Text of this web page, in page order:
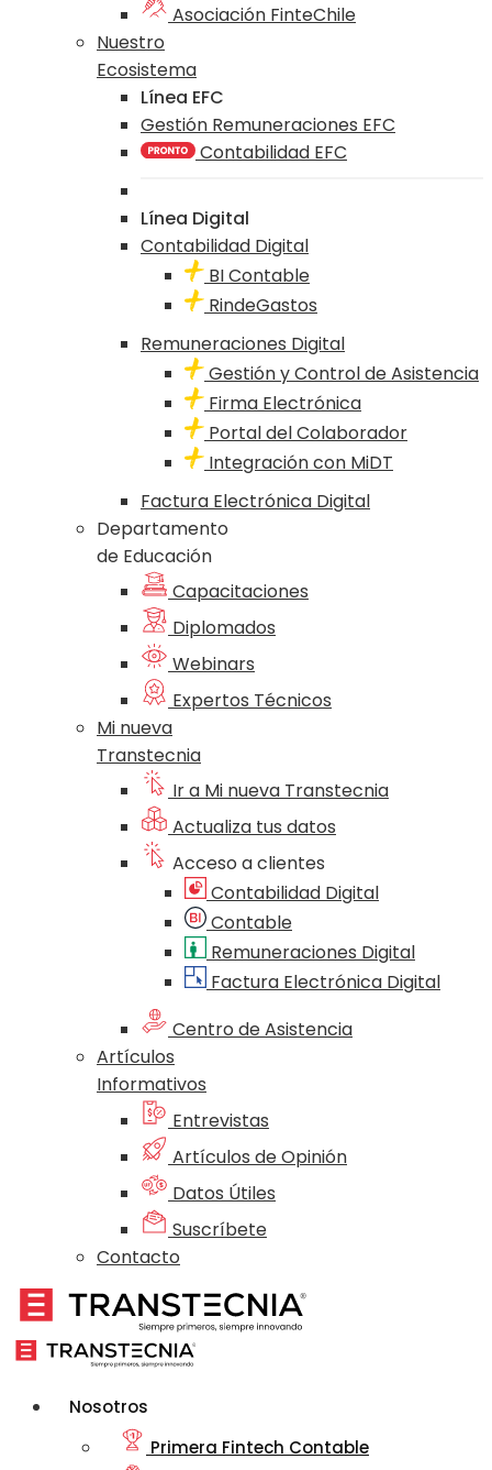
Asociación FinteChile
Nuestro
Ecosistema
Línea EFC
Gestión Remuneraciones EFC
Contabilidad EFC
Línea Digital
Contabilidad Digital
BI Contable
RindeGastos
Remuneraciones Digital
Gestión y Control de Asistencia
Firma Electrónica
Portal del Colaborador
Integración con MiDT
Factura Electrónica Digital
Departamento
de Educación
Capacitaciones
Diplomados
Webinars
Expertos Técnicos
Mi nueva
Transtecnia
Ir a Mi nueva Transtecnia
Actualiza tus datos
Acceso a clientes
Contabilidad Digital
Contable
Remuneraciones Digital
Factura Electrónica Digital
Centro de Asistencia
Artículos
Informativos
Entrevistas
Artículos de Opinión
Datos Útiles
Suscríbete
Contacto
Nosotros
Primera Fintech Contable